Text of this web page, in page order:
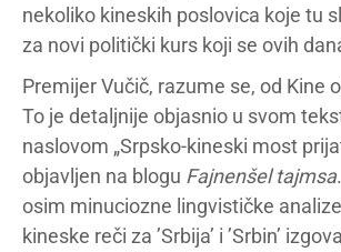
nekoliko kineskih poslovica koje tu
za novi politički kurs koji se ovih
Premijer Vučič, razume se, od Kine
To je detaljnije objasnio u svom
naslovom „Srpsko-kineski most
objavljen na blogu Fajnenšel tajmsa
osim minuciozne lingvističke
kineske reči za ’Srbija’ i ’Srbin’